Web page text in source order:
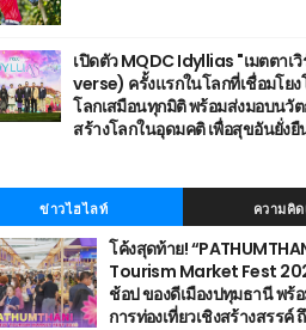
เปิดตัว MQDC Idyllias "เมตตา
verse) ครั้งแรกในโลกที่เชื่อมโยง
โลกเสมือนทุกมิติ พร้อมส่งมอบนวั
สร้างโลกในอุดมคติ เพื่อสุขอันยั่ง
ข่าวไฮไลท์ ความคิ
โค้งสุดท้าย!
Tourism Market Fest
ช้อป ของดีเมืองปทุมธานี พร้
การท่องเที่ยวเชิงสร้างสรรค์